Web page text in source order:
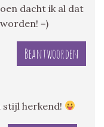
dacht ik al dat
=)
Beantwoorden
stijl herkend!